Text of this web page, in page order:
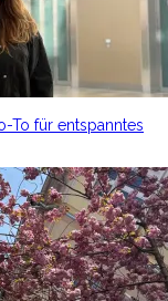
To für entspanntes